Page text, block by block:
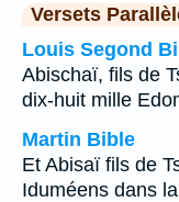
Versets
Louis Segond
Abischaï, fils de
dix-huit mille
Martin Bible
Et Abisaï fils de
Iduméens dans